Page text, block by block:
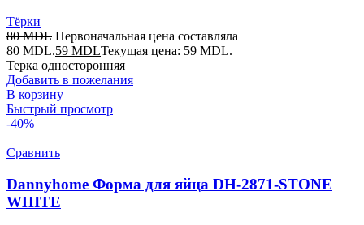
Тёрки
80MDL Первоначальная цена составляла
80 MDL.59 MDLТекущая цена: 59 MDL.
Терка односторонняя
Добавить в пожелания
В корзину
Быстрый просмотр
-40%
Сравнить
Dannyhome Форма для яйца DH-2871-STONE
WHITE